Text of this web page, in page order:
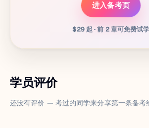
进入备考页
$29 起 · 前 2 章可免费试学
学员评价
还没有评价 — 考过的同学来分享第一条备考